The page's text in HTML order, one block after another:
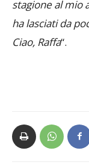
Costa, che poi
stagione al mio
ha lasciati da